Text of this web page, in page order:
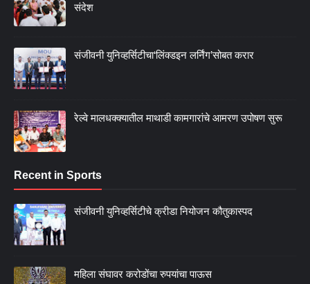
संदेश
संजीवनी युनिव्हर्सिटीचा‘लिंक्डइन लर्निंग’सोबत करार
रेल्वे मालधक्क्यातील माथाडी कामगारांचे आमरण उपोषण सुरू
Recent in Sports
संजीवनी युनिव्हर्सिटीचे क्रीडा नियोजन कौतुकास्पद
महिला संघावर करोडोंचा रुपयांचा पाऊस